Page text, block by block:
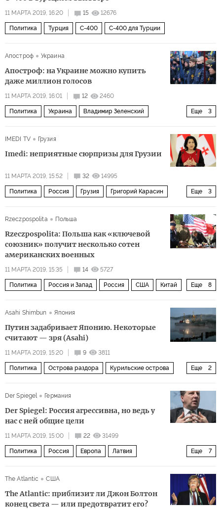
11 МАРТА 2019, 16:20 15 12676
Политика Турция С-400 С-400 для Турции
Апостроф Украина
Апостроф: на Украине можно купить
даже миллион голосов
11 МАРТА 2019, 16:01 12 2460
Еще 3
Политика Украина Владимир Зеленский
IMEDI TV Грузия
Imedi: неприятные сюрпризы для Грузии
11 МАРТА 2019, 15:52 32 14995
Еще 3
Политика Россия Грузия Григорий Карасин
Rzeczpospolita
Польша
Rzeczpospolita: Польша как «ключевой
союзник» получит несколько сотен
американских военных
11 МАРТА 2019, 15:35 14 5727
Еще 8
Политика Россия и Запад Россия США Китай
Договор о ликвидации ракет средней и меньшей дальности
противостояние угроза
Asahi Shimbun Япония
Путин задабривает Японию. Некоторые
считают — зря (Asahi)
11 МАРТА 2019, 15:20 9 3811
Еще 2
Политика Острова раздора Курильские острова
Der Spiegel
Германия
Der Spiegel: Россия агрессивна, но ведь у
нас с ней общие цели
11 МАРТА 2019, 15:00 22 31499
Еще 7
Политика Россия Европа Латвия
The Atlantic США
The Atlantic: приблизит ли Джон Болтон
конец света — или предотвратит его?